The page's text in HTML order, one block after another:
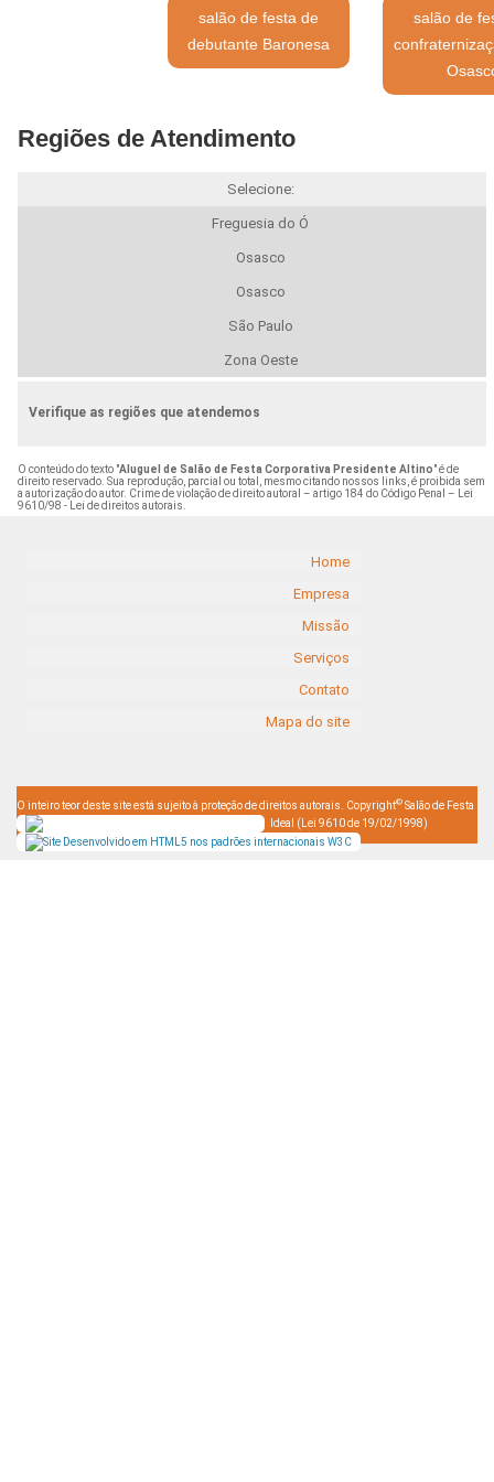
salão de festa de
debutante Baronesa
salão de
Regiões de Atendimento
Selecione:
Freguesia do Ó
Osasco
Osasco
São Paulo
Zona Oeste
Verifique as regiões que atendemos
O conteúdo do texto "Aluguel de Salão de Festa Corporativa Presidente Altino" é de
direito reservado. Sua reprodução, parcial ou total, mesmo citando nossos links, é proibida sem
a autorização do autor. Crime de violação de direito autoral – artigo 184 do Código Penal –
Lei
9610/98 - Lei de direitos autorais
Home
Empresa
Missão
Serviços
Contato
Mapa do site
O inteiro teor deste site está sujeito à proteção de direitos autorais. Copyright© Salão de Festa
Ideal (Lei 9610 de 19/02/1998)